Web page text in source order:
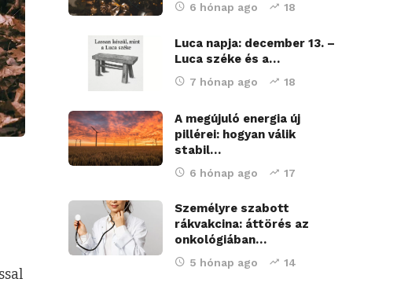
6 hónap ago 18
Luca napja: december 13. –
Luca széke és a…
7 hónap ago 18
A megújuló energia új
pillérei: hogyan válik
stabil…
6 hónap ago 17
Személyre szabott
rákvakcina: áttörés az
onkológiában…
5 hónap ago 14